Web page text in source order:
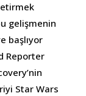
gelişmenin
başlıyor
Reporter
Star Wars